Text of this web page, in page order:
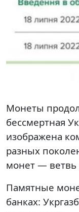
Монеты
бессмертная
изображена
разных
монет — ветвь
Памятные
банках: